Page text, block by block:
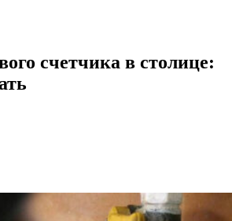
счетчика в столице: